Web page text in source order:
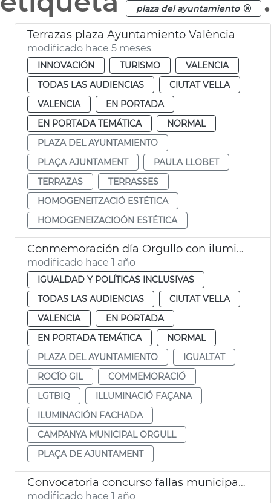
plaza del ayuntamiento
Terrazas plaza Ayuntamiento València
modificado hace 5 meses
INNOVACIÓN TURISMO
VALENCIA
TODAS LAS AUDIENCIAS
CIUTAT VELLA
VALENCIA
EN PORTADA
EN PORTADA TEMÁTICA
NORMAL
PLAZA DEL AYUNTAMIENTO
PLAÇA AJUNTAMENT
PAULA LLOBET
TERRAZAS
TERRASSES
HOMOGENEITZACIÓ ESTÉTICA
HOMOGENEIZACIOÓN ESTÉTICA
Conmemoración día Orgullo con iluminación fachada y edificios
modificado hace 1 año
IGUALDAD Y POLÍTICAS INCLUSIVAS
TODAS LAS AUDIENCIAS
CIUTAT VELLA
VALENCIA
EN PORTADA
EN PORTADA TEMÁTICA
NORMAL
PLAZA DEL AYUNTAMIENTO
IGUALTAT
ROCÍO GIL
COMMEMORACIÓ
LGTBIQ
ILLUMINACIÓ FAÇANA
ILUMINACIÓN FACHADA
CAMPANYA MUNICIPAL ORGULL
PLAÇA DE AJUNTAMENT
Convocatoria concurso fallas municipales València 2026
modificado hace 1 año